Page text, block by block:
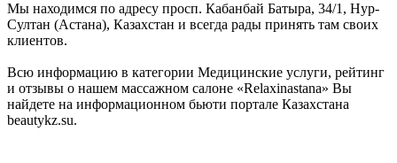
Мы находимся по адресу просп. Кабанбай Батыра, 34/1, Нур-
Султан (Астана), Казахстан и всегда рады принять там своих
клиентов.
Всю информацию в категории Медицинские услуги, рейтинг
и отзывы о нашем массажном салоне «Relaxinastana» Вы
найдете на информационном бьюти портале Казахстана
beautykz.su.